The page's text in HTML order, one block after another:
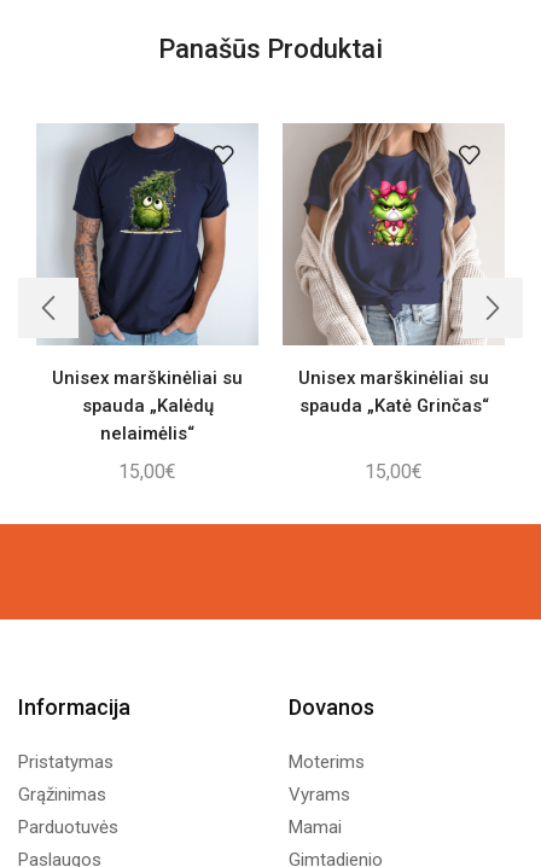
Panašūs Produktai
Unisex marškinėliai su
spauda „Kalėdų
nelaimėlis“
15,00€
Unisex marškinėliai su
spauda „Katė Grinčas“
15,00€
Informacija
Pristatymas
Grąžinimas
Parduotuvės
Paslaugos
Dovanos
Moterims
Vyrams
Mamai
Gimtadienio